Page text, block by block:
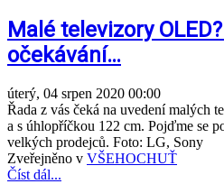
Malé televizory
očekávání…
úterý, 04 srpen 2020 00:00
Řada z vás čeká na uvedení malých
a s úhlopříčkou 122 cm. Pojďme se
velkých prodejců. Foto: LG, Sony
Zveřejněno v VŠEHOCHUŤ
Číst dál...